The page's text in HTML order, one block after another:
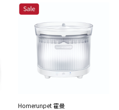
Homerunpet 霍曼